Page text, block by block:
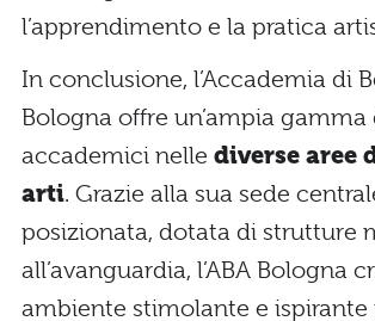
l’apprendimento e la pratica
In conclusione, l’Accademia di
Bologna offre un’ampia gamma
accademici nelle diverse aree
arti. Grazie alla sua sede
posizionata, dotata di strutture
all’avanguardia, l’ABA Bologna
ambiente stimolante e ispirante